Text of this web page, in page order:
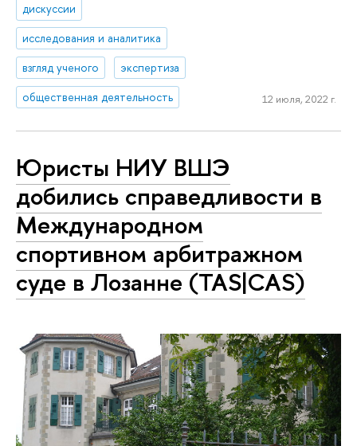
дискуссии
исследования и аналитика
взгляд ученого
экспертиза
общественная деятельность
12 июля, 2022 г.
Юристы НИУ ВШЭ
добились справедливости в
Международном
спортивном арбитражном
суде в Лозанне (TAS|CAS)